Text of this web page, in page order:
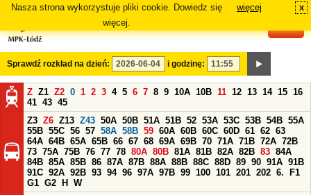
Nasza strona wykorzystuje pliki cookie. Dowiedz się
więcej.
więcej x
Sprawdź rozkład na dzień: i godzinę:
Z Z1 Z2 0 1 2 3 4 5 6 7 8 9 10A 10B 11 12 13 14 15 16
41 43 45
Z3 Z6 Z13 Z43 50A 50B 51A 51B 52 53A 53C 53B 54B 55A
55B 55C 56 57 58A 58B 59 60A 60B 60C 60D 61 62 63
64A 64B 65A 65B 66 67 68 69A 69B 70 71A 71B 72A 72B
73 75A 75B 76 77 78 80A 80B 81A 81B 82A 82B 83 84A
84B 85A 85B 86 87A 87B 88A 88B 88C 88D 89 90 91A 91B
91C 92A 92B 93 94 96 97A 97B 99 100 101 201 202 6.
F1
G1 G2 H
W